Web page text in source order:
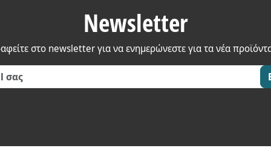
Newsletter
στο newsletter για να ενημερώνεστε για τα νέα